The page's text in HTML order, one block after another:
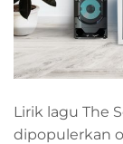
Lirik lagu The
dipopulerkan